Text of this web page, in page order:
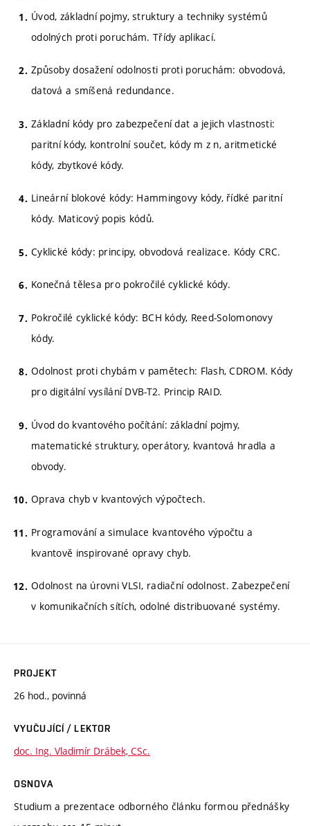
Úvod, základní pojmy, struktury a techniky systémů
odolných proti poruchám. Třídy aplikací.
Způsoby dosažení odolnosti proti poruchám: obvodová,
datová a smíšená redundance.
Základní kódy pro zabezpečení dat a jejich vlastnosti:
paritní kódy, kontrolní součet, kódy m z n, aritmetické
kódy, zbytkové kódy.
Lineární blokové kódy: Hammingovy kódy, řídké paritní
kódy. Maticový popis kódů.
Cyklické kódy: principy, obvodová realizace. Kódy CRC.
Konečná tělesa pro pokročilé cyklické kódy.
Pokročilé cyklické kódy: BCH kódy, Reed-Solomonovy
kódy.
Odolnost proti chybám v pamětech: Flash, CDROM. Kódy
pro digitální vysílání DVB-T2. Princip RAID.
Úvod do kvantového počítání: základní pojmy,
matematické struktury, operátory, kvantová hradla a
obvody.
Oprava chyb v kvantových výpočtech.
Programování a simulace kvantového výpočtu a
kvantově inspirované opravy chyb.
Odolnost na úrovni VLSI, radiační odolnost. Zabezpečení
v komunikačních sítích, odolné distribuované systémy.
PROJEKT
26 hod., povinná
VYUČUJÍCÍ / LEKTOR
doc. Ing. Vladimír Drábek, CSc.
OSNOVA
Studium a prezentace odborného článku formou přednášky